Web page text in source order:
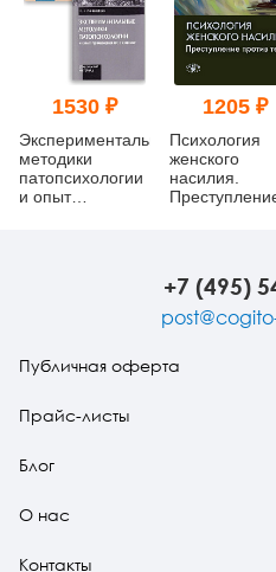
1530 ₽
Экспериментальные
методики
патопсихологии
и опыт
1205 ₽
Психология
женского
насилия.
+7 (495)
Публичная оферта
Прайс-листы
Блог
О нас
Контакты